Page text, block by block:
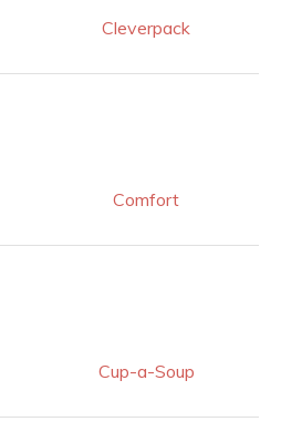
Cleverpack
Comfort
Cup-a-Soup